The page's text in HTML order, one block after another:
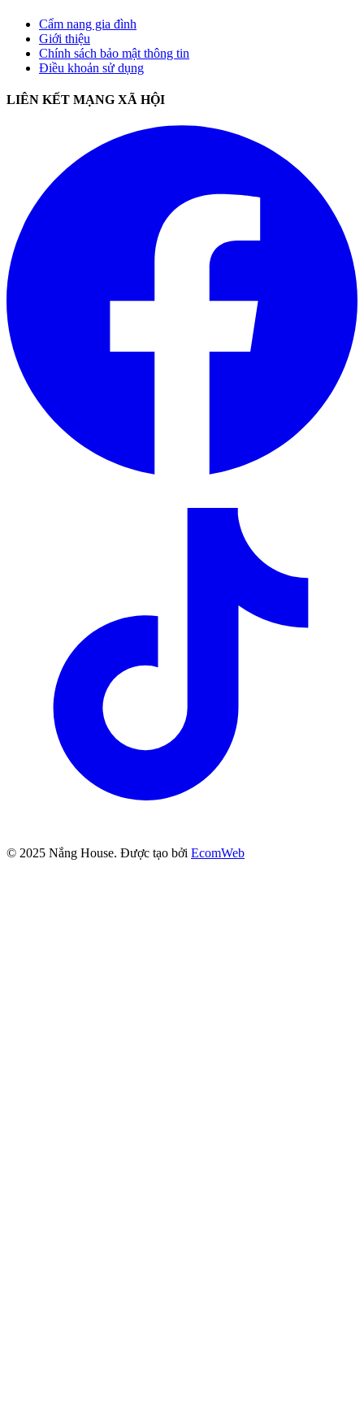
Cẩm nang gia đình
Giới thiệu
Chính sách bảo mật thông tin
Điều khoản sử dụng
LIÊN KẾT MẠNG XÃ HỘI
© 2025 Nắng House. Được tạo bởi EcomWeb